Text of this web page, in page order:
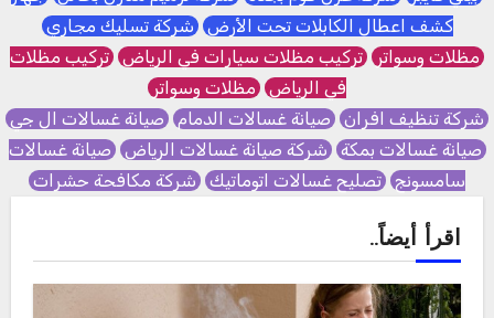
كشف اعطال الكابلات تحت الأرض شركة تسليك مجاري
مظلات وسواتر تركيب مظلات سيارات في الرياض تركيب مظلات
في الرياض مظلات وسواتر
شركة تنظيف افران صيانة غسالات الدمام صيانة غسالات ال جي
صيانة غسالات بمكة شركة صيانة غسالات الرياض صيانة غسالات
سامسونج تصليح غسالات اتوماتيك شركة مكافحة حشرات
اقرأ أيضاً..